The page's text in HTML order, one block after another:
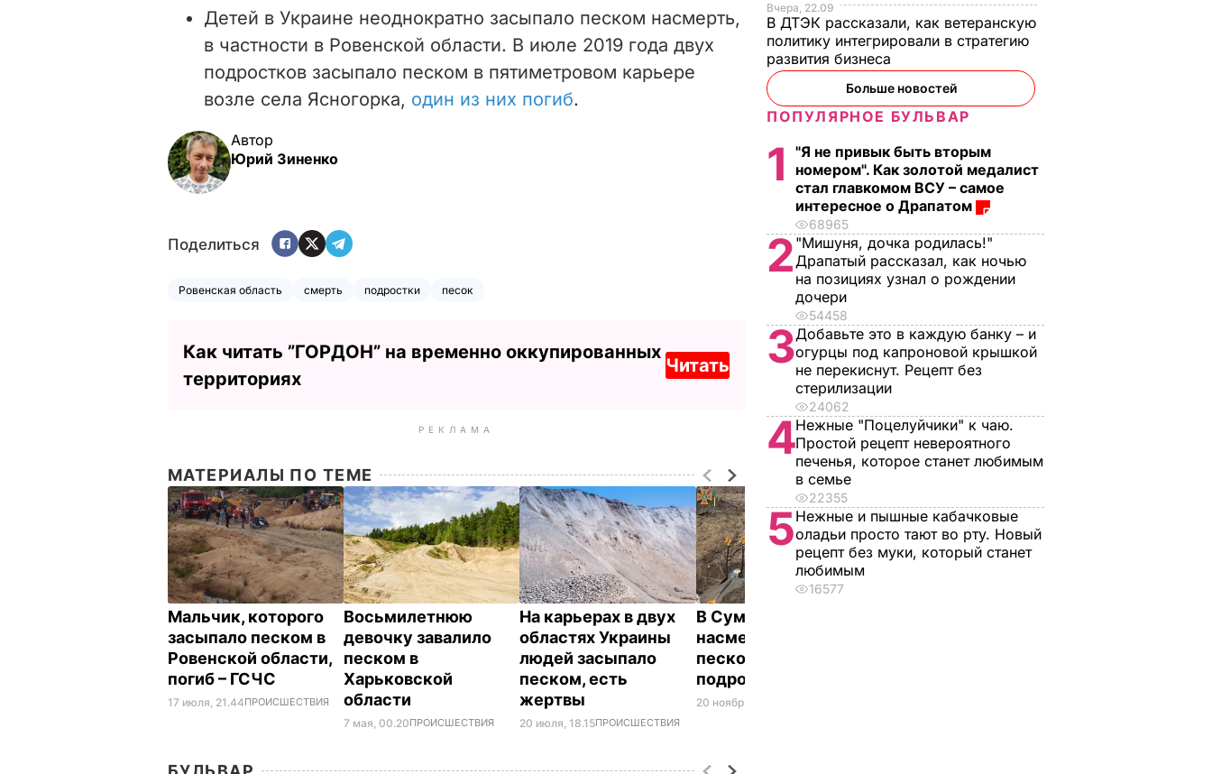
Детей в Украине неоднократно засыпало песком насмерть,
в частности в Ровенской области. В июле 2019 года двух
подростков засыпало песком в пятиметровом карьере
возле села Ясногорка, один из них погиб.
Автор
Юрий Зиненко
Поделиться
Ровенская область смерть подростки песок
Как читать ”ГОРДОН” на временно оккупированных
территориях
Читать
РЕКЛАМА
МАТЕРИАЛЫ ПО ТЕМЕ
Мальчик, которого
засыпало песком в
Ровенской области,
погиб – ГСЧС
17 июля, 21.44ПРОИСШЕСТВИЯ
Восьмилетнюю
девочку завалило
песком в
Харьковской
области
7 мая, 00.20ПРОИСШЕСТВИЯ
На карьерах в двух
областях Украины
людей засыпало
песком, есть
жертвы
20 июля, 18.15ПРОИСШЕСТВИЯ
В Сумской области
насмерть привалило
песком 12-летнего
подростка
20 ноября, 22.54
Вчера, 22.09
В ДТЭК рассказали, как ветеранскую
политику интегрировали в стратегию
развития бизнеса
Больше новостей
ПОПУЛЯРНОЕ БУЛЬВАР
1
"Я не привык быть вторым
номером". Как золотой медалист
стал главкомом ВСУ – самое
интересное о Драпатом
68965
2 "Мишуня, дочка родилась!"
Драпатый рассказал, как ночью
на позициях узнал о рождении
дочери
54458
3Добавьте это в каждую банку – и
огурцы под капроновой крышкой
не перекиснут. Рецепт без
стерилизации
24062
4Нежные "Поцелуйчики" к чаю.
Простой рецепт невероятного
печенья, которое станет любимым
в семье
22355
5Нежные и пышные кабачковые
оладьи просто тают во рту. Новый
рецепт без муки, который станет
любимым
16577